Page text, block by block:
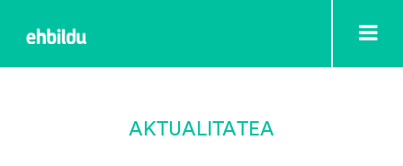
AKTUALITATEA